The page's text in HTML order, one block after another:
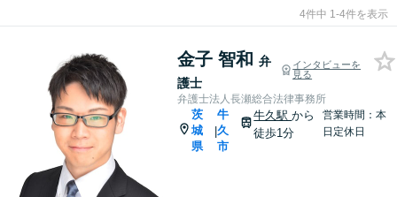
4件中 1-4件を表示
金子 智和 弁
護士
インタビューを
見る
弁護士法人長瀬総合法律事務所
茨
城
県
|
牛
久
市
牛久駅から
徒歩1分
営業時間：本
日定休日